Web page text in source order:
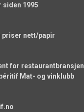
siden 1995
priser nett/papir
for restaurantbransjen
Mat- og vinklubb